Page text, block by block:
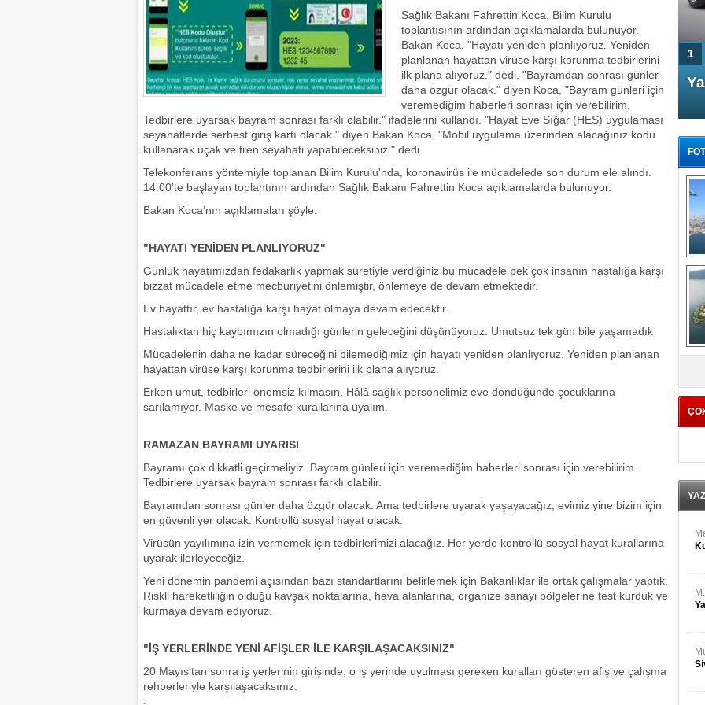
Sağlık Bakanı Fahrettin Koca, Bilim Kurulu
toplantısının ardından açıklamalarda bulunuyor.
Bakan Koca, "Hayatı yeniden planlıyoruz. Yeniden
planlanan hayattan virüse karşı korunma tedbirlerini
ilk plana alıyoruz." dedi. "Bayramdan sonrası günler
daha özgür olacak." diyen Koca, "Bayram günleri için
veremediğim haberleri sonrası için verebilirim.
Tedbirlere uyarsak bayram sonrası farklı olabilir." ifadelerini kullandı. "Hayat Eve Sığar (HES) uygulaması
seyahatlerde serbest giriş kartı olacak." diyen Bakan Koca, "Mobil uygulama üzerinden alacağınız kodu
kullanarak uçak ve tren seyahati yapabileceksiniz." dedi.
Telekonferans yöntemiyle toplanan Bilim Kurulu'nda, koronavirüs ile mücadelede son durum ele alındı.
14.00'te başlayan toplantının ardından Sağlık Bakanı Fahrettin Koca açıklamalarda bulunuyor.
Bakan Koca’nın açıklamaları şöyle:
"HAYATI YENİDEN PLANLIYORUZ"
Günlük hayatımızdan fedakarlık yapmak süretiyle verdiğiniz bu mücadele pek çok insanın hastalığa karşı
bizzat mücadele etme mecburiyetini önlemiştir, önlemeye de devam etmektedir.
Ev hayattır, ev hastalığa karşı hayat olmaya devam edecektir.
Hastalıktan hiç kaybımızın olmadığı günlerin geleceğini düşünüyoruz. Umutsuz tek gün bile yaşamadık
Mücadelenin daha ne kadar süreceğini bilemediğimiz için hayatı yeniden planlıyoruz. Yeniden planlanan
hayattan virüse karşı korunma tedbirlerini ilk plana alıyoruz.
Erken umut, tedbirleri önemsiz kılmasın. Hâlâ sağlık personelimiz eve döndüğünde çocuklarına
sarılamıyor. Maske ve mesafe kurallarına uyalım.
RAMAZAN BAYRAMI UYARISI
Bayramı çok dikkatli geçirmeliyiz. Bayram günleri için veremediğim haberleri sonrası için verebilirim.
Tedbirlere uyarsak bayram sonrası farklı olabilir.
Bayramdan sonrası günler daha özgür olacak. Ama tedbirlere uyarak yaşayacağız, evimiz yine bizim için
en güvenli yer olacak. Kontrollü sosyal hayat olacak.
Virüsün yayılımına izin vermemek için tedbirlerimizi alacağız. Her yerde kontrollü sosyal hayat kurallarına
uyarak ilerleyeceğiz.
Yeni dönemin pandemi açısından bazı standartlarını belirlemek için Bakanlıklar ile ortak çalışmalar yaptık.
Riskli hareketliliğin olduğu kavşak noktalarına, hava alanlarına, organize sanayi bölgelerine test kurduk ve
kurmaya devam ediyoruz.
"İŞ YERLERİNDE YENİ AFİŞLER İLE KARŞILAŞACAKSINIZ"
20 Mayıs'tan sonra iş yerlerinin girişinde, o iş yerinde uyulması gereken kuralları gösteren afiş ve çalışma
rehberleriyle karşılaşacaksınız.
4 Kapılı AMG GT Coupe
Türkiye'de satışa çıktı
1